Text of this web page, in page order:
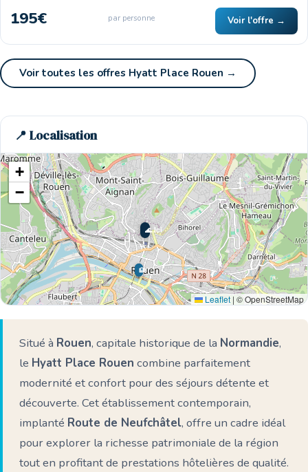
195€ par personne Voir l'offre →
Voir toutes les offres Hyatt Place Rouen →
📍 Localisation
🌊 Ici
🏨
🏨
+
−
Leaflet | © OpenStreetMap
Situé à Rouen, capitale historique de la Normandie,
le Hyatt Place Rouen combine parfaitement
modernité et confort pour des séjours détente et
découverte. Cet établissement contemporain,
implanté Route de Neufchâtel, offre un cadre idéal
pour explorer la richesse patrimoniale de la région
tout en profitant de prestations hôtelières de qualité.